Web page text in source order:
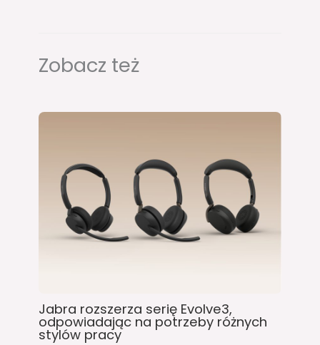
Zobacz też
Jabra rozszerza serię Evolve3,
odpowiadając na potrzeby różnych
stylów pracy